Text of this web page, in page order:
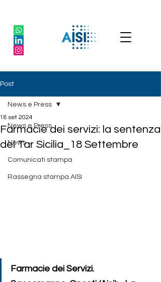
Post
News e Press
News
Comunicati stampa
Rassegna stampa AISI
News e Press
Farmacie dei servizi: la sentenza
del Tar Sicilia_18 Settembre
18 set 2024
Farmacie dei Servizi.